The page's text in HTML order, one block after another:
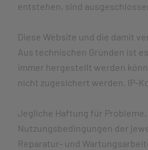
entstehen, sind
Diese Website und die damit
Aus technischen Gründen ist
immer hergestellt werden
nicht zugesichert werden. IP-
Jegliche Haftung für
Nutzungsbedingungen der
Reparatur- und